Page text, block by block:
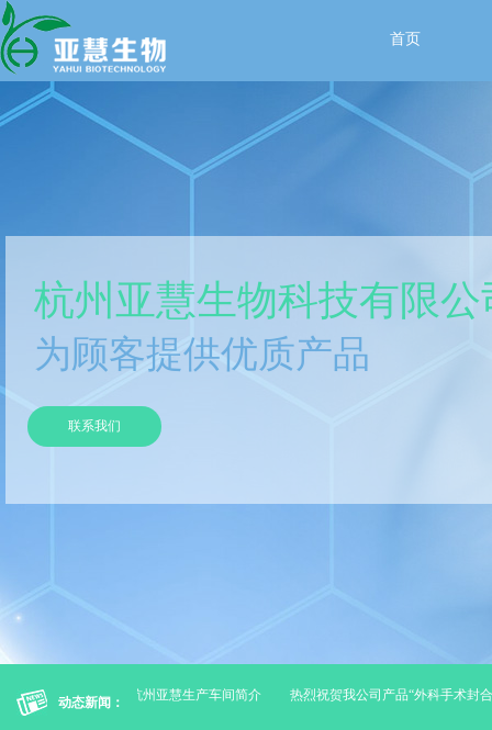
首页
杭州亚慧生物科技有限公
为顾客提供优质产品
联系我们
贮存及运输） 杭州亚慧生产车间简介 热烈祝贺我公司产品“外科手术封合
动态新闻：